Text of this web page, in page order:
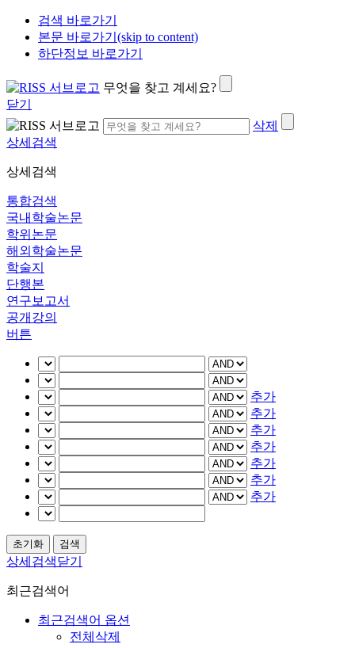
검색 바로가기
본문 바로가기(skip to content)
하단정보 바로가기
무엇을 찾고 계세요?
닫기
삭제
상세검색
상세검색
통합검색
국내학술논문
학위논문
해외학술논문
학술지
단행본
연구보고서
공개강의
버튼
추가
추가
추가
추가
추가
추가
추가
상세검색닫기
최근검색어
최근검색어 옵션
전체삭제